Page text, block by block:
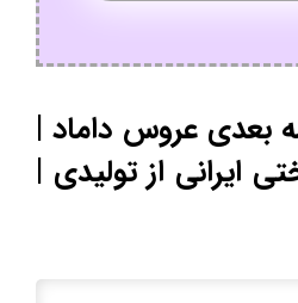
بعدی عروس داماد |
ایرانی از تولیدی |